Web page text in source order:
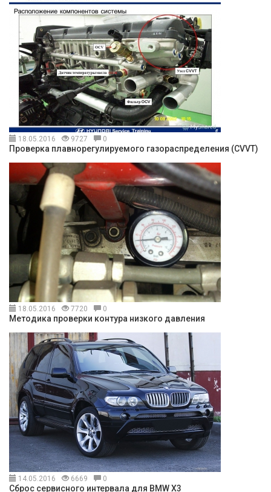
18.05.2016 9727 0
Проверка плавнорегулируемого газораспределения (CVVT)
18.05.2016 7720 0
Методика проверки контура низкого давления
14.05.2016 6669 0
Сброс сервисного интервала для BMW X3